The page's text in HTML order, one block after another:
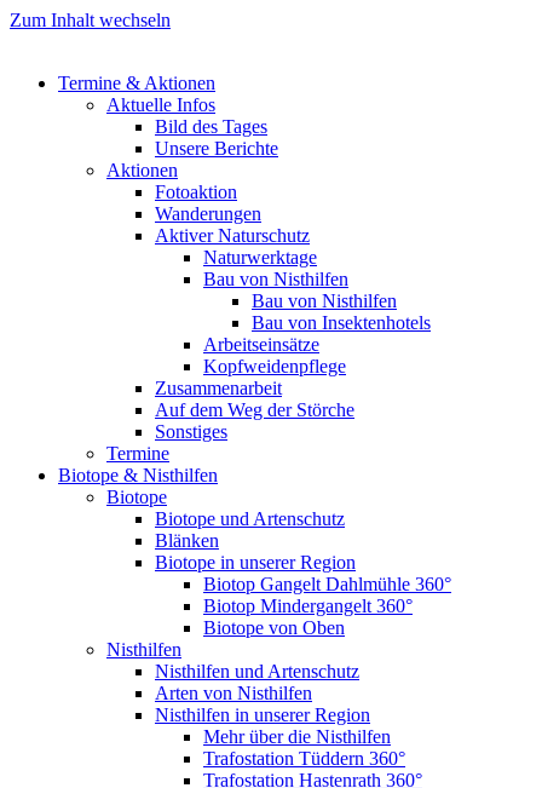
Zum Inhalt wechseln
Termine & Aktionen
Aktuelle Infos
Bild des Tages
Unsere Berichte
Aktionen
Fotoaktion
Wanderungen
Aktiver Naturschutz
Naturwerktage
Bau von Nisthilfen
Bau von Nisthilfen
Bau von Insektenhotels
Arbeitseinsätze
Kopfweidenpflege
Zusammenarbeit
Auf dem Weg der Störche
Sonstiges
Termine
Biotope & Nisthilfen
Biotope
Biotope und Artenschutz
Blänken
Biotope in unserer Region
Biotop Gangelt Dahlmühle 360°
Biotop Mindergangelt 360°
Biotope von Oben
Nisthilfen
Nisthilfen und Artenschutz
Arten von Nisthilfen
Nisthilfen in unserer Region
Mehr über die Nisthilfen
Trafostation Tüddern 360°
Trafostation Hastenrath 360°